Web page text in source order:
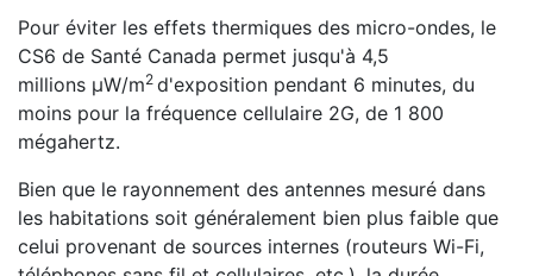
Pour éviter les effets thermiques des micro-ondes, le
CS6 de Santé Canada permet jusqu'à 4,5
millions μW/m2 d'exposition pendant 6 minutes, du
moins pour la fréquence cellulaire 2G, de 1 800
mégahertz.
Bien que le rayonnement des antennes mesuré dans
les habitations soit généralement bien plus faible que
celui provenant de sources internes (routeurs Wi-Fi,